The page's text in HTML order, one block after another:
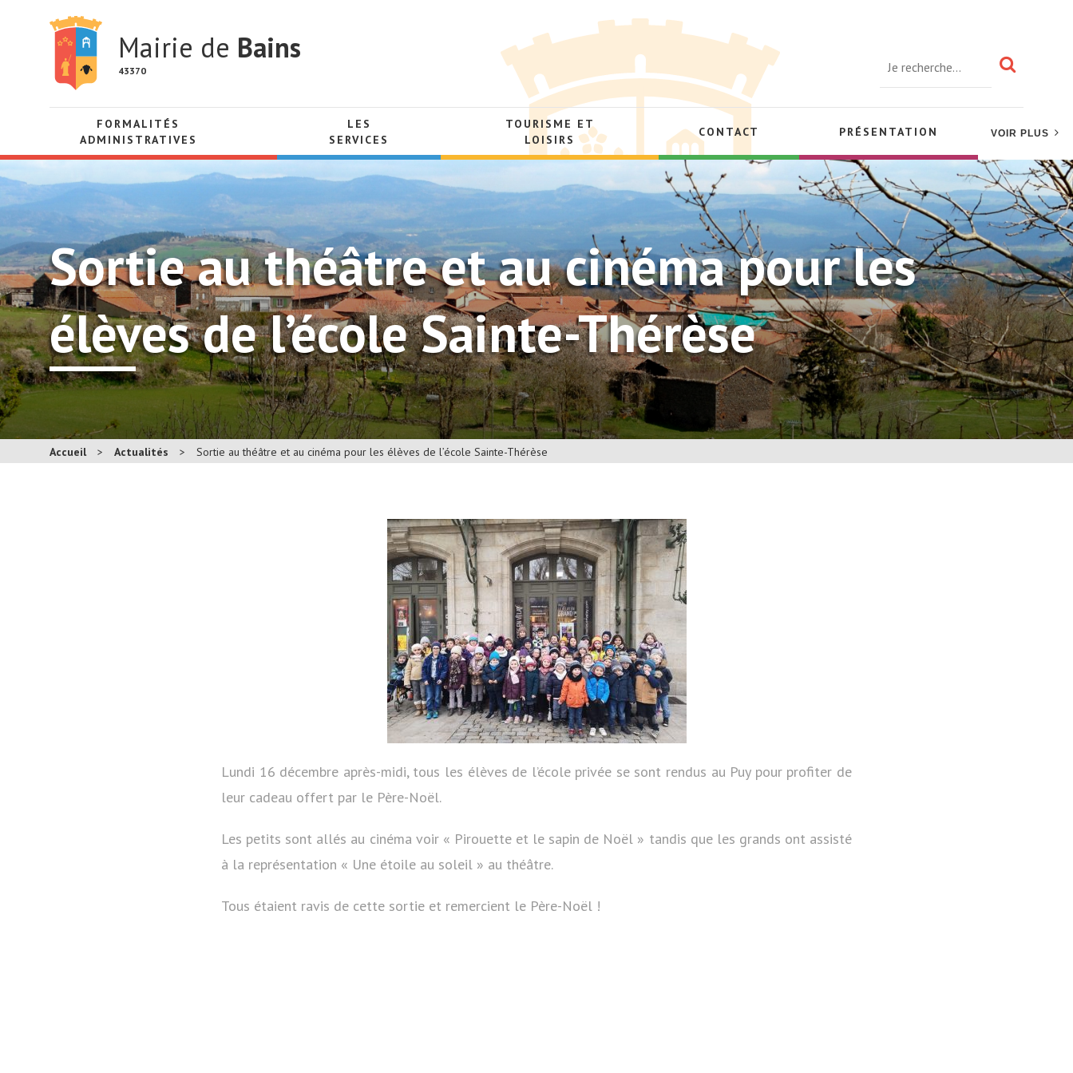
Mairie de Bains
43370
FORMALITÉS
ADMINISTRATIVES
LES
SERVICES
TOURISME ET
LOISIRS
CONTACT PRÉSENTATION VOIR PLUS
Sortie au théâtre et au cinéma pour les
élèves de l’école Sainte-Thérèse
Accueil > Actualités > Sortie au théâtre et au cinéma pour les élèves de l’école Sainte-Thérèse
Lundi 16 décembre après-midi, tous les élèves de l’école privée se sont rendus au Puy pour profiter de
leur cadeau offert par le Père-Noël.
Les petits sont allés au cinéma voir « Pirouette et le sapin de Noël » tandis que les grands ont assisté
à la représentation « Une étoile au soleil » au théâtre.
Tous étaient ravis de cette sortie et remercient le Père-Noël !